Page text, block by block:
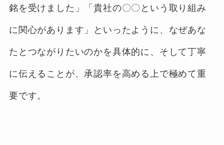
銘を受けました」「貴社の〇〇という取り組み
に関心があります」といったように、なぜあな
たとつながりたいのかを具体的に、そして丁寧
に伝えることが、承認率を高める上で極めて重
要です。